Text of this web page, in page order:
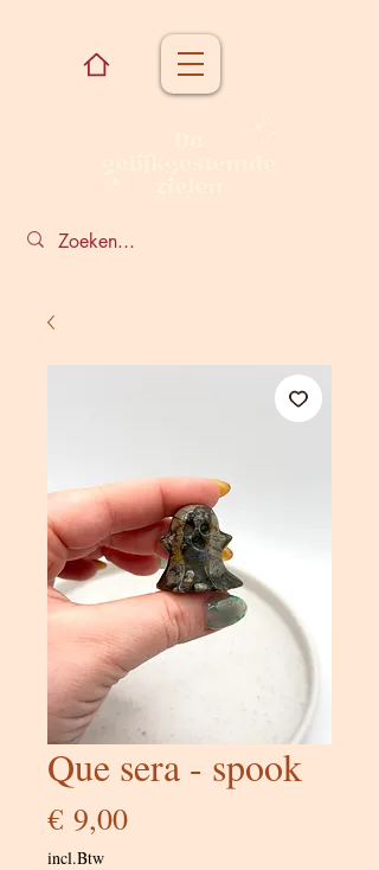
Que sera - spook
€ 9,00Prijs
incl.Btw